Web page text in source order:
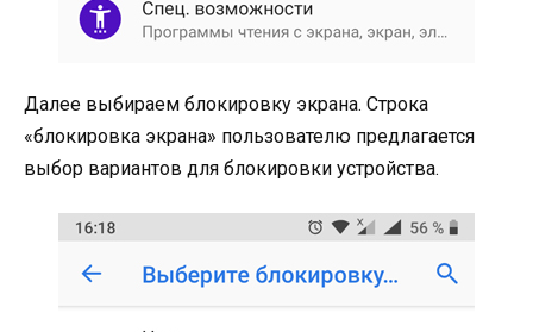
Далее выбираем блокировку экрана. Строка
«блокировка экрана» пользователю предлагается
выбор вариантов для блокировки устройства.